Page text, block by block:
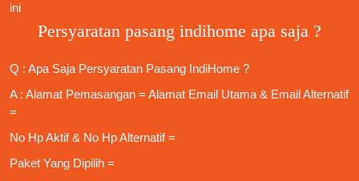
ini
Persyaratan pasang indihome apa saja ?
Q : Apa Saja Persyaratan Pasang IndiHome ?
A : Alamat Pemasangan = Alamat Email Utama & Email Alternatif
=
No Hp Aktif & No Hp Alternatif =
Paket Yang Dipilih =